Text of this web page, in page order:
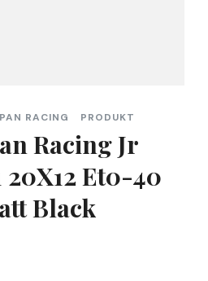
RACING PRODUKT
Racing Jr
20X12 Et0-40
Black